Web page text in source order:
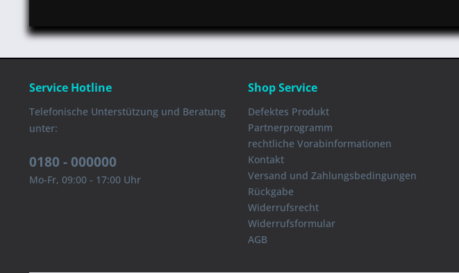
Service Hotline
Telefonische Unterstützung und Beratung
unter:
0180 - 000000
Mo-Fr, 09:00 - 17:00 Uhr
Shop Service
Defektes Produkt
Partnerprogramm
rechtliche Vorabinformationen
Kontakt
Versand und Zahlungsbedingungen
Rückgabe
Widerrufsrecht
Widerrufsformular
AGB